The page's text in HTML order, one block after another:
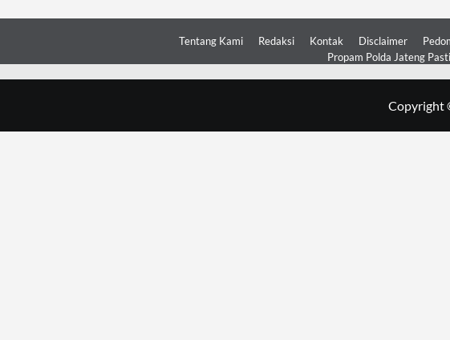
Tentang Kami Redaksi Kontak Disclaimer
Propam Polda Jateng
Copyright